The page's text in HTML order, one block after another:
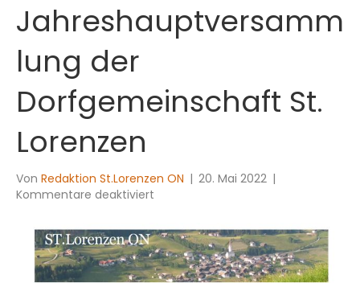
Jahreshauptversamm
lung der
Dorfgemeinschaft St.
Lorenzen
Von Redaktion St.Lorenzen ON | 20. Mai 2022 |
Kommentare deaktiviert
der
Dorfgemeinschaft
St.
Lorenzen